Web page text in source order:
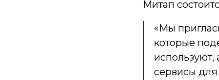
Митап
«Мы
которые
сервисы для